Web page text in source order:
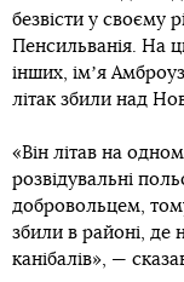
безвісти у своєму
Пенсильванія. На
інших, імʼя
літак збили над
«Він літав на
розвідувальні
добровольцем,
збили в районі, де
канібалів», —